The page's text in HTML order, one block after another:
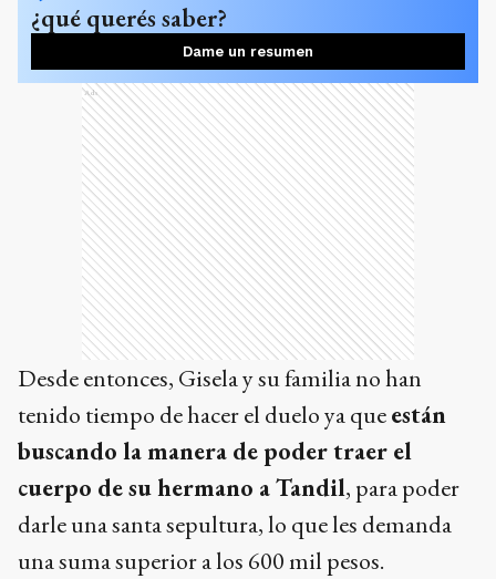
¿qué querés saber?
Dame un resumen
Ads
Desde entonces, Gisela y su familia no han
tenido tiempo de hacer el duelo ya queestán
buscando la manera de poder traer el
cuerpo de su hermano a Tandil, para poder
darle una santa sepultura, lo que les demanda
una suma superior a los 600 mil pesos.